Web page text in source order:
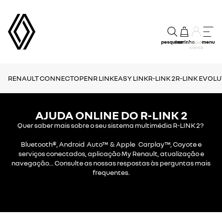
pesquisarcarrinhoa minha
conta
menu
RENAULT CONNECTOPENR LINKEASY LINKR-LINK 2R-LINK
AJUDA ONLINE DO R-LINK 2
Quer saber mais sobre o seu sistema multimédia R-LINK 2?
Bluetooth®, Android Auto™ & Apple Carplay™, Coyote e
serviços conectados, aplicação My Renault, atualização e
navegação... Consulte as nossas respostas às perguntas mais
frequentes.